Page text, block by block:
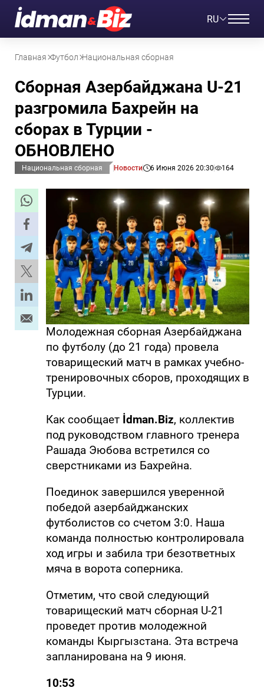
RU
Главная Футбол Национальная сборная
Сборная Азербайджана U-21
разгромила Бахрейн на
сборах в Турции -
ОБНОВЛЕНО
Национальная сборная Новости 6 Июня 2026 20:30 164
Молодежная сборная Азербайджана
по футболу (до 21 года) провела
товарищеский матч в рамках учебно-
тренировочных сборов, проходящих в
Турции.
Как сообщает İdman.Biz, коллектив
под руководством главного тренера
Рашада Эюбова встретился со
сверстниками из Бахрейна.
Поединок завершился уверенной
победой азербайджанских
футболистов со счетом 3:0. Наша
команда полностью контролировала
ход игры и забила три безответных
мяча в ворота соперника.
Отметим, что свой следующий
товарищеский матч сборная U-21
проведет против молодежной
команды Кыргызстана. Эта встреча
запланирована на 9 июня.
10:53